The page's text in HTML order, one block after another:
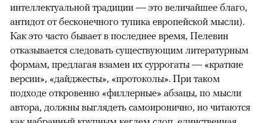
интеллектуальной традиции — это величайшее благо,
антидот от бесконечного тупика европейской мысли).
Как это часто бывает в последнее время, Пелевин
отказывается следовать существующим литературным
формам, предлагая взамен их суррогаты — «краткие
версии», «дайджесты», «протоколы». При таком
подходе откровенно «филлерные» абзацы, по мысли
автора, должны выглядеть самоиронично, но читаются